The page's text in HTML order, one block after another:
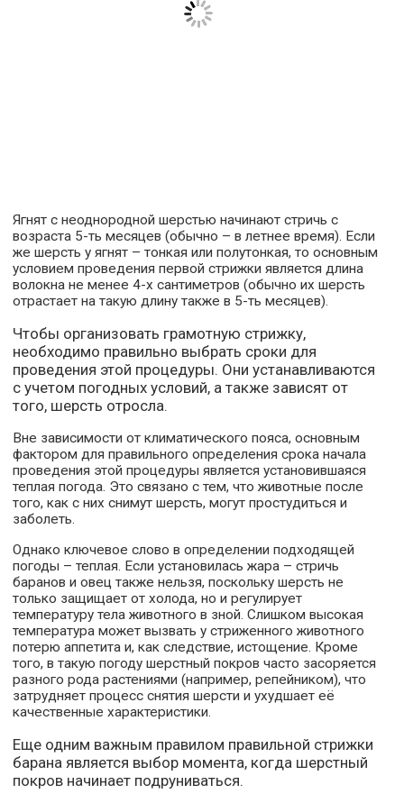
Ягнят с неоднородной шерстью начинают стричь с
возраста 5-ть месяцев (обычно – в летнее время). Если
же шерсть у ягнят – тонкая или полутонкая, то основным
условием проведения первой стрижки является длина
волокна не менее 4-х сантиметров (обычно их шерсть
отрастает на такую длину также в 5-ть месяцев).
Чтобы организовать грамотную стрижку,
необходимо правильно выбрать сроки для
проведения этой процедуры. Они устанавливаются
с учетом погодных условий, а также зависят от
того, шерсть отросла.
Вне зависимости от климатического пояса, основным
фактором для правильного определения срока начала
проведения этой процедуры является установившаяся
теплая погода. Это связано с тем, что животные после
того, как с них снимут шерсть, могут простудиться и
заболеть.
Однако ключевое слово в определении подходящей
погоды – теплая. Если установилась жара – стричь
баранов и овец также нельзя, поскольку шерсть не
только защищает от холода, но и регулирует
температуру тела животного в зной. Слишком высокая
температура может вызвать у стриженного животного
потерю аппетита и, как следствие, истощение. Кроме
того, в такую погоду шерстный покров часто засоряется
разного рода растениями (например, репейником), что
затрудняет процесс снятия шерсти и ухудшает её
качественные характеристики.
Еще одним важным правилом правильной стрижки
барана является выбор момента, когда шерстный
покров начинает подруниваться.